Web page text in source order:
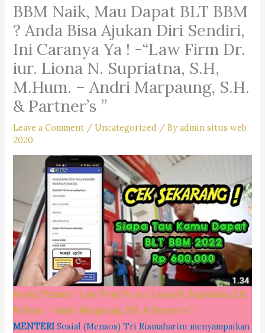
BBM Naik, Mau Dapat BLT BBM
? Anda Bisa Ajukan Diri Sendiri,
Ini Caranya Ya ! -“Law Firm Dr.
iur. Liona N. Supriatna, S.H,
M.Hum. – Andri Marpaung, S.H.
& Partner’s ”
Leave a Comment /Uncategorized / Byadmin situs web
2020
Berita Terbaru “Law Firm Dr. iur. Liona N. Supriatna, S.H,
M.Hum. – Andri Marpaung, S.H. & Partner’s ”:
MENTERI Sosial (Mensos) Tri Rismaharini menyampaikan